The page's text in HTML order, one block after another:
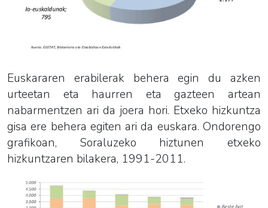
Euskararen erabilerak behera egin du azken
urteetan eta haurren eta gazteen artean
nabarmentzen ari da joera hori. Etxeko hizkuntza
gisa ere behera egiten ari da euskara. Ondorengo
grafikoan, Soraluzeko hiztunen etxeko
hizkuntzaren bilakera, 1991-2011.